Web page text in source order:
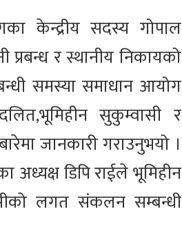
केन्द्रीय सदस्य गोपाल
र स्थानीय निकायको
समस्या समाधान आयोग
सुकुम्वासी र
जानकारी गराउनुभयो ।
डिपि राईले भूमिहीन
लगत संकलन सम्बन्धी